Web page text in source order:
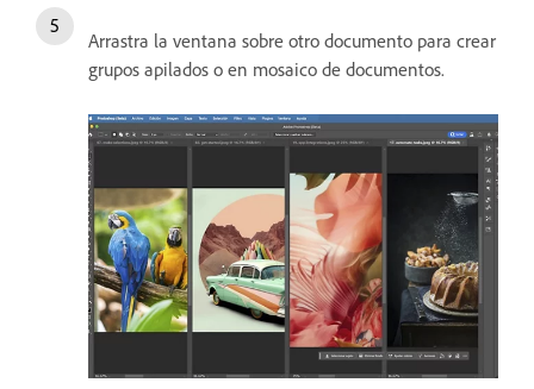
Arrastra la ventana sobre otro documento para crear
grupos apilados o en mosaico de documentos.